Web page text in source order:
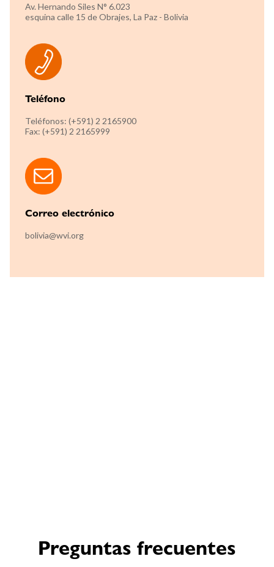
Av. Hernando Siles N° 6.023
esquina calle 15 de Obrajes, La Paz - Bolivia
Teléfono
Teléfonos: (+591) 2 2165900
Fax: (+591) 2 2165999
Correo electrónico
bolivia@wvi.org
Preguntas frecuentes